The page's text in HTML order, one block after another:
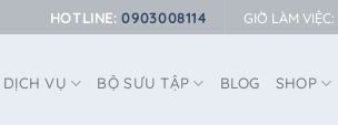
HOTLINE:0903008114 GIỜ LÀM
DỊCH VỤ BỘ SƯU TẬP BLOG SHOP